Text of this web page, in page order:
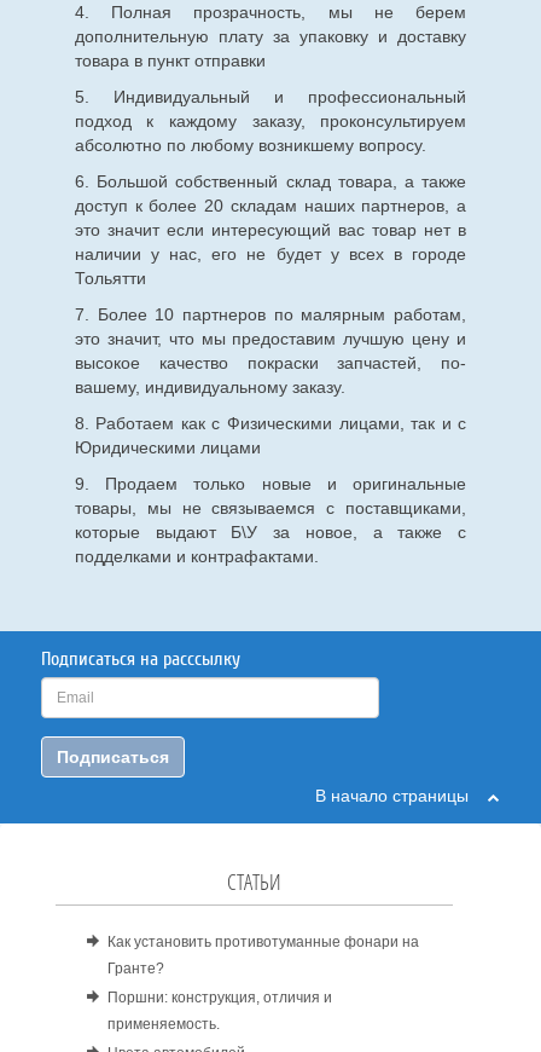
4. Полная прозрачность, мы не берем
дополнительную плату за упаковку и доставку
товара в пункт отправки
5. Индивидуальный и профессиональный
подход к каждому заказу, проконсультируем
абсолютно по любому возникшему вопросу.
6. Большой собственный склад товара, а также
доступ к более 20 складам наших партнеров, а
это значит если интересующий вас товар нет в
наличии у нас, его не будет у всех в городе
Тольятти
7. Более 10 партнеров по малярным работам,
это значит, что мы предоставим лучшую цену и
высокое качество покраски запчастей, по-
вашему, индивидуальному заказу.
8. Работаем как с Физическими лицами, так и с
Юридическими лицами
9. Продаем только новые и оригинальные
товары, мы не связываемся с поставщиками,
которые выдают Б\У за новое, а также с
подделками и контрафактами.
Подписаться на расссылку
Подписаться
В начало страницы
СТАТЬИ
Как установить противотуманные фонари на
Гранте?
Поршни: конструкция, отличия и
применяемость.